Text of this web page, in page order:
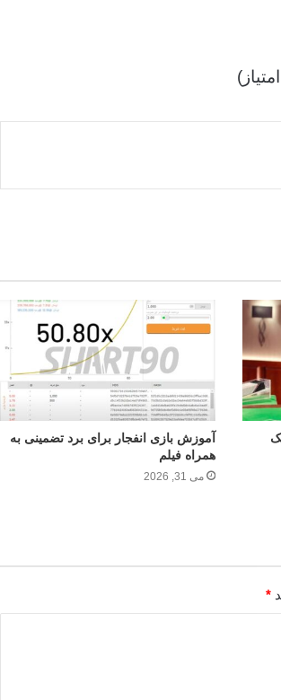
آموزش بازی انفجار برای برد تضمینی به
همراه فیلم
می 31, 2026
*